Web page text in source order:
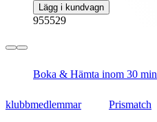
Lägg i kundvagn
955529
Boka & Hämta inom 30 min
klubbmedlemmar Prismatch